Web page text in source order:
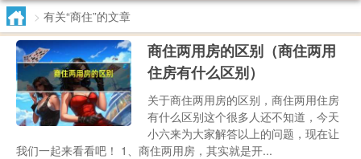
> 有关“商住”的文章
商住两用房的区别（商住两用
住房有什么区别）
关于商住两用房的区别，商住两用住房
有什么区别这个很多人还不知道，今天
小六来为大家解答以上的问题，现在让
我们一起来看看吧！ 1、商住两用房，其实就是开...